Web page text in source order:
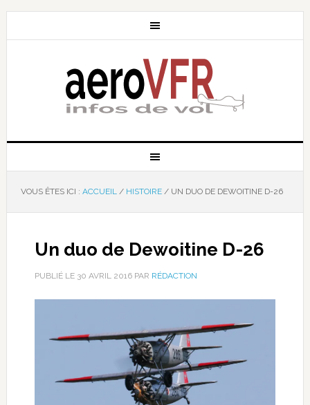
VOUS ÊTES ICI : ACCUEIL / HISTOIRE /UN DUO DE DEWOITINE D-26
Un duo de Dewoitine D-26
PUBLIÉ LE 30 AVRIL 2016PAR RÉDACTION